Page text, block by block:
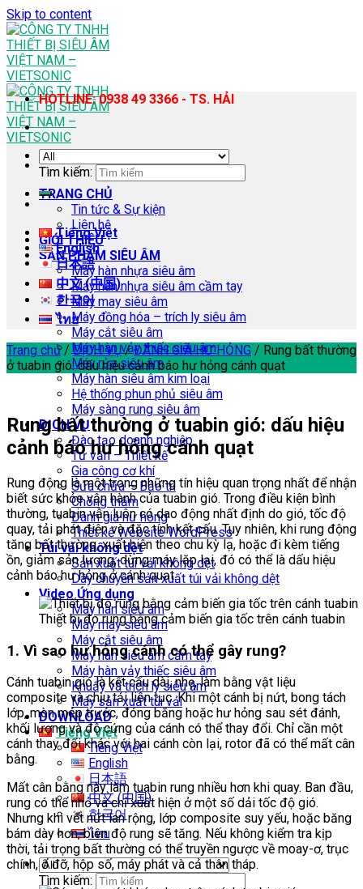
Skip to content
TRANG CHỦ
Tin tức & Sự kiện
Liên hệ
GIỚI THIỆU
SẢN PHẨM SIÊU ÂM
Máy hàn nhựa siêu âm
Máy hàn nhựa siêu âm cầm tay
Máy may siêu âm
Máy đồng hóa – trích ly siêu âm
Máy cắt siêu âm
Máy hàn vảy thiếc siêu âm
Máy rửa siêu âm
Máy hàn siêu âm kim loại
Hệ thống phun phủ siêu âm
Máy sàng rung siêu âm
DỊCH VỤ
Đào tạo doanh nghiệp
Tư vấn – Thiết kế
Gia công cơ khí
Sửa chữa – Bảo trì
Chống thấm
Đánh giá hư hỏng
Thiết kế Website WordPress
Túi vải không dệt
Sản xuất túi vải không dệt
Dây chuyền sản xuất túi vải không dệt
Video Ứng dụng
Máy hàn siêu âm
Máy may siêu âm
Máy cắt siêu âm
Máy hàn siêu âm cầm tay
Máy hàn vảy thiếc siêu âm
Khuấy và trích ly siêu âm
Máy sản xuất túi vải
DOWNLOAD
Tiếng Việt
Tiếng Việt
English
日本語
中文 (中国)
한국어
ไทย
Tìm kiếm:
HOTLINE: 0938 49 3366 - TS. HẢI
Tìm kiếm:
Tiếng Việt
English
日本語
中文 (中国)
한국어
ไทย
Trang chủ / DỊCH VỤ / ĐÁNH GIÁ HƯ HỎNG / Rung bất thường
ở tuabin gió: dấu hiệu cảnh báo hư hỏng cánh quạt
Rung bất thường ở tuabin gió: dấu hiệu
cảnh báo hư hỏng cánh quạt
Rung động là một trong những tín hiệu quan trọng nhất để nhận
biết sức khỏe vận hành của tuabin gió. Trong điều kiện bình
thường, tuabin vẫn luôn có dao động nhất định do gió, tốc độ
quay, tải phát điện và đặc tính kết cấu. Tuy nhiên, khi rung động
tăng bất thường, xuất hiện theo chu kỳ lạ, hoặc đi kèm tiếng
ồn, giảm sản lượng, dừng máy lặp lại, đó có thể là dấu hiệu
cảnh báo hư hỏng ở cánh quạt.
Thiết bị đo rung bằng cảm biến gia tốc trên cánh tuabin
1. Vì sao hư hỏng cánh có thể gây rung?
Cánh tuabin gió là kết cấu dài, nhẹ, làm bằng vật liệu
composite và chịu tải liên tục. Khi một cánh bị nứt, bong tách
lớp, mòn mép trước, đóng băng hoặc hư hỏng sau sét đánh,
khối lượng và độ cứng của cánh có thể thay đổi. Chỉ cần một
cánh thay đổi khác với hai cánh còn lại, rotor đã có thể mất cân
bằng.
Mất cân bằng này làm tuabin rung nhiều hơn khi quay. Ban đầu,
rung có thể nhỏ và chỉ xuất hiện ở một số dải tốc độ gió.
Nhưng khi vết nứt lan rộng, lớp composite suy yếu, hoặc băng
bám dày hơn, biên độ rung sẽ tăng. Nếu không kiểm tra kịp
thời, tải trọng bất thường có thể truyền ngược về moay-ơ, trục
chính, ổ đỡ, hộp số, máy phát và cả thân tháp.